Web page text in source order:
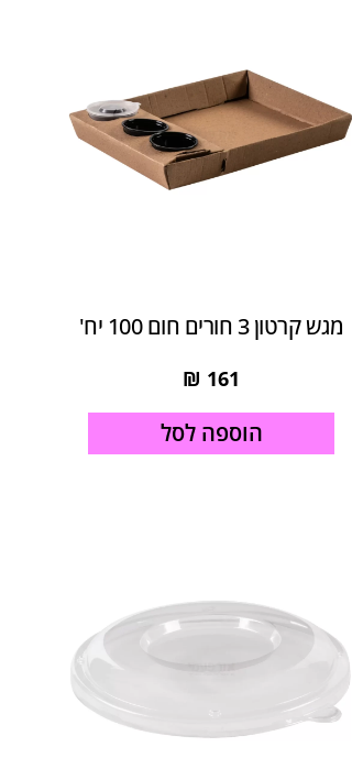
מגש קרטון 3 חורים חום 100 יח'
161
₪
הוספה לסל